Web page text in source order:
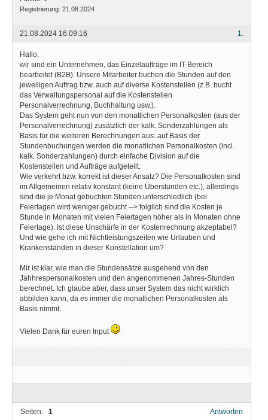
Registrierung: 21.08.2024
1.
21.08.2024 16:09:16
Hallo,
wir sind ein Unternehmen, das Einzelaufträge im IT-Bereich
bearbeitet (B2B). Unsere Mitarbeiter buchen die Stunden auf den
jeweiligen Auftrag bzw. auch auf diverse Kostenstellen (z.B. bucht
das Verwaltungspersonal auf die Kostenstellen
Personalverrechnung, Buchhaltung usw.).
Das System geht nun von den monatlichen Personalkosten (aus der
Personalverrechnung) zusätzlich der kalk. Sonderzahlungen als
Basis für die weiteren Berechnungen aus: auf Basis der
Stundenbuchungen werden die monatlichen Personalkosten (incl.
kalk. Sonderzahlungen) durch einfache Division auf die
Kostenstellen und Aufträge aufgeteilt.
Wie verkehrt bzw. korrekt ist dieser Ansatz? Die Personalkosten sind
im Allgemeinen relativ konstant (keine Überstunden etc.), allerdings
sind die je Monat gebuchten Stunden unterschiedlich (bei
Feiertagen wird weniger gebucht --> folglich sind die Kosten je
Stunde in Monaten mit vielen Feiertagen höher als in Monaten ohne
Feiertage). Ist diese Unschärfe in der Kostenrechnung akzeptabel?
Und wie gehe ich mit Nichtleistungszeiten wie Urlauben und
Krankenständen in dieser Konstellation um?
Mir ist klar, wie man die Stundensätze ausgehend von den
Jahhrespersonalkosten und den angenommenen Jahres-Stunden
berechnet. Ich glaube aber, dass unser System das nicht wirklich
abbilden kann, da es immer die monatlichen Personalkosten als
Basis nimmt.
Vielen Dank für euren Input
Seiten: 1 Antworten